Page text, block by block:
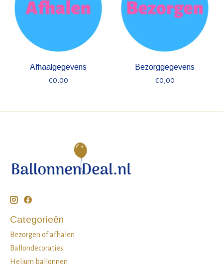
Afhaalgegevens
€0,00
Bezorggegevens
€0,00
Categorieën
Bezorgen of afhalen
Ballondecoraties
Helium ballonnen